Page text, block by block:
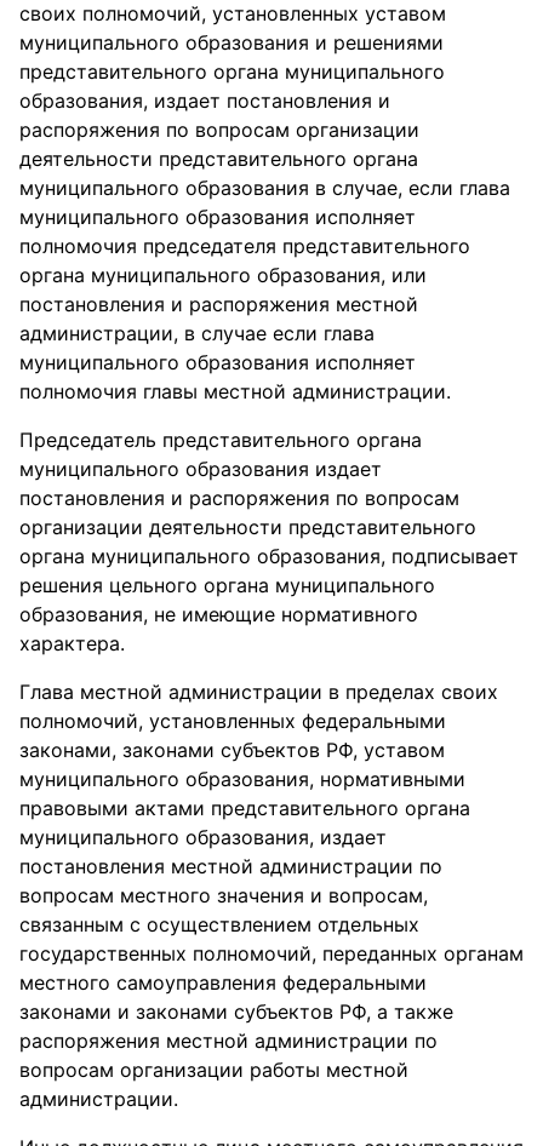
своих полномочий, установленных уставом
муниципального образования и решениями
представительного органа муниципального
образования, издает постановления и
распоряжения по вопросам организации
деятельности представительного органа
муниципального образования в случае, если глава
муниципального образования исполняет
полномочия председателя представительного
органа муниципального образования, или
постановления и распоряжения местной
администрации, в случае если глава
муниципального образования исполняет
полномочия главы местной администрации.
Председатель представительного органа
муниципального образования издает
постановления и распоряжения по вопросам
организации деятельности представительного
органа муниципального образования, подписывает
решения цельного органа муниципального
образования, не имеющие нормативного
характера.
Глава местной администрации в пределах своих
полномочий, установленных федеральными
законами, законами субъектов РФ, уставом
муниципального образования, нормативными
правовыми актами представительного органа
муниципального образования, издает
постановления местной администрации по
вопросам местного значения и вопросам,
связанным с осуществлением отдельных
государственных полномочий, переданных органам
местного самоуправления федеральными
законами и законами субъектов РФ, а также
распоряжения местной администрации по
вопросам организации работы местной
администрации.